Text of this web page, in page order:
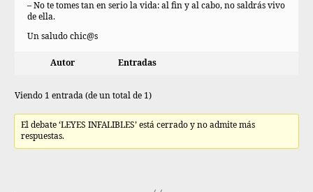
– No te tomes tan en serio la vida: al fin y al cabo, no saldrás vivo
de ella.
Un saludo chic@s
Autor Entradas
Viendo 1 entrada (de un total de 1)
El debate ‘LEYES INFALIBLES’ está cerrado y no admite más
respuestas.